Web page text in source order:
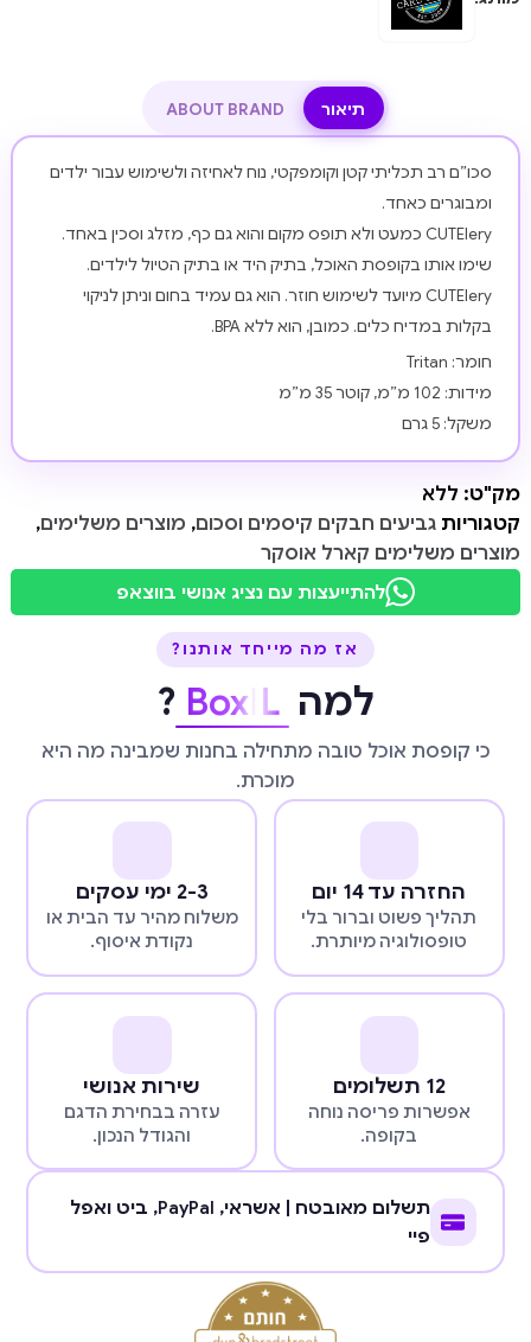
תיאור ABOUT BRAND
סכו”ם רב תכליתי קטן וקומפקטי, נוח לאחיזה ולשימוש עבור ילדים
ומבוגרים כאחד.
CUTElery כמעט ולא תופס מקום והוא גם כף, מזלג וסכין באחד.
שימו אותו בקופסת האוכל, בתיק היד או בתיק הטיול לילדים.
CUTElery מיועד לשימוש חוזר. הוא גם עמיד בחום וניתן לניקוי
בקלות במדיח כלים. כמובן, הוא ללא BPA.
חומר: Tritan
מידות: 102 מ”מ, קוטר 35 מ”מ
משקל: 5 גרם
מק"ט: ללא
קטגוריות גביעים חבקים קיסמים וסכום, מוצרים משלימים,
מוצרים משלימים קארל אוסקר
להתייעצות עם נציג אנושי בווצאפ
אז מה מייחד אותנו?
למה BoxIL
?
כי קופסת אוכל טובה מתחילה בחנות שמבינה מה היא
מוכרת.
החזרה עד 14 יום
תהליך פשוט וברור בלי
טופסולוגיה מיותרת.
2-3 ימי עסקים
משלוח מהיר עד הבית או
נקודת איסוף.
12 תשלומים
אפשרות פריסה נוחה
בקופה.
שירות אנושי
עזרה בבחירת הדגם
והגודל הנכון.
תשלום מאובטח | אשראי, PayPal, ביט ואפל
פיי